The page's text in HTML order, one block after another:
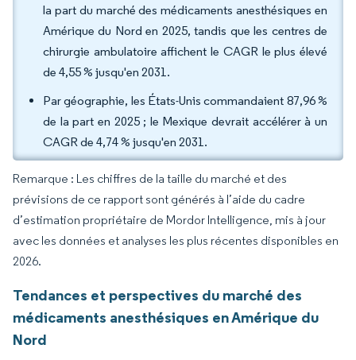
la part du marché des médicaments anesthésiques en
Amérique du Nord en 2025, tandis que les centres de
chirurgie ambulatoire affichent le CAGR le plus élevé
de 4,55 % jusqu'en 2031.
Par géographie, les États-Unis commandaient 87,96 %
de la part en 2025 ; le Mexique devrait accélérer à un
CAGR de 4,74 % jusqu'en 2031.
Remarque : Les chiffres de la taille du marché et des
prévisions de ce rapport sont générés à l’aide du cadre
d’estimation propriétaire de Mordor Intelligence, mis à jour
avec les données et analyses les plus récentes disponibles en
2026.
Tendances et perspectives du marché des
médicaments anesthésiques en Amérique du
Nord